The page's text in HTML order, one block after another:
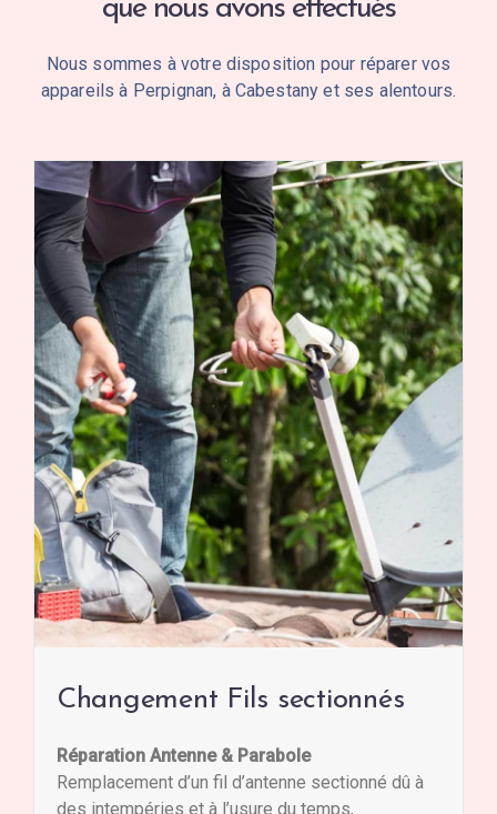
que nous avons effectués
Nous sommes à votre disposition pour réparer vos
appareils à Perpignan, à Cabestany et ses alentours.
Changement Fils sectionnés
Réparation Antenne & Parabole
Remplacement d’un fil d’antenne sectionné dû à
des intempéries et à l’usure du temps,